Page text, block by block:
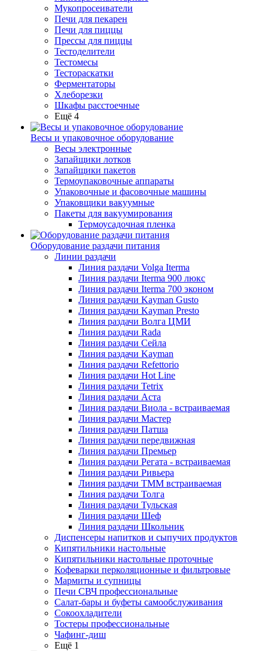
Мукопросеиватели
Печи для пекарен
Печи для пиццы
Прессы для пиццы
Тестоделители
Тестомесы
Тестораскатки
Ферментаторы
Хлеборезки
Шкафы расстоечные
Ещё 4
Весы и упаковочное оборудование
Весы электронные
Запайщики лотков
Запайщики пакетов
Термоупаковочные аппараты
Упаковочные и фасовочные машины
Упаковщики вакуумные
Пакеты для вакуумирования
Термоусадочная пленка
Оборудование раздачи питания
Линии раздачи
Линия раздачи Volga Iterma
Линия раздачи Iterma 900 люкс
Линия раздачи Iterma 700 эконом
Линия раздачи Kayman Gusto
Линия раздачи Kayman Presto
Линия раздачи Волга ЦМИ
Линия раздачи Rada
Линия раздачи Сейла
Линия раздачи Kayman
Линия раздачи Refettorio
Линия раздачи Hot Line
Линия раздачи Tetrix
Линия раздачи Аста
Линия раздачи Виола - встраиваемая
Линия раздачи Мастер
Линия раздачи Патша
Линия раздачи передвижная
Линия раздачи Премьер
Линия раздачи Регата - встраиваемая
Линия раздачи Ривьера
Линия раздачи ТММ встраиваемая
Линия раздачи Толга
Линия раздачи Тульская
Линия раздачи Шеф
Линия раздачи Школьник
Диспенсеры напитков и сыпучих продуктов
Кипятильники настольные
Кипятильники настольные проточные
Кофеварки перколяционные и фильтровые
Мармиты и супницы
Печи СВЧ профессиональные
Салат-бары и буфеты самообслуживания
Сокоохладители
Тостеры профессиональные
Чафинг-диш
Ещё 1